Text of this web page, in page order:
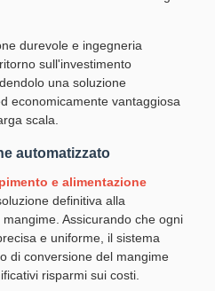
durevole e ingegneria
sull'investimento
una soluzione
economicamente vantaggiosa
scala.
automatizzato
e alimentazione
definitiva alla
Assicurando che ogni
e uniforme, il sistema
di conversione del mangime
risparmi sui costi.